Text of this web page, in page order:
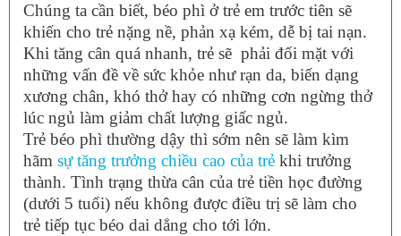
Chúng ta cần biết, béo phì ở trẻ em trước tiên sẽ
khiến cho trẻ nặng nề, phản xạ kém, dễ bị tai nạn.
Khi tăng cân quá nhanh, trẻ sẽ phải đối mặt với
những vấn đề về sức khỏe như rạn da, biến dạng
xương chân, khó thở hay có những cơn ngừng thở
lúc ngủ làm giảm chất lượng giấc ngủ.
Trẻ béo phì thường dậy thì sớm nên sẽ làm kìm
hãm sự tăng trưởng chiều cao của trẻ khi trưởng
thành. Tình trạng thừa cân của trẻ tiền học đường
(dưới 5 tuổi) nếu không được điều trị sẽ làm cho
trẻ tiếp tục béo dai dẳng cho tới lớn.